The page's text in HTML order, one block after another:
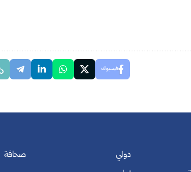
فيسبوك
دولي
صحافة